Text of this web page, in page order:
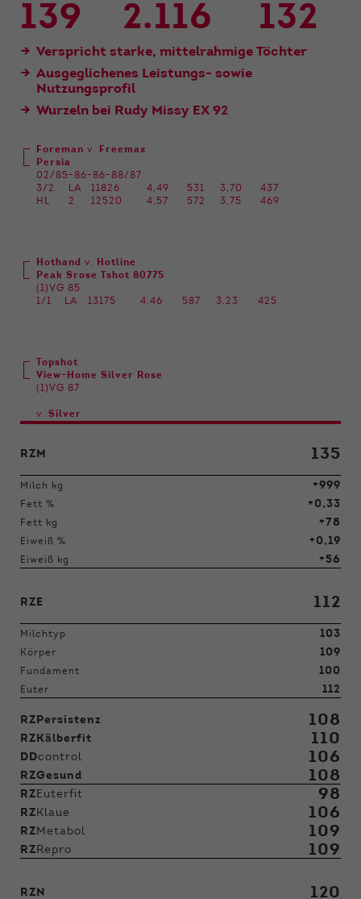
139 2.116 132
Verspricht starke, mittelrahmige Töchter
Ausgeglichenes Leistungs- sowie
Nutzungsprofil
Wurzeln bei Rudy Missy EX 92
Foreman v.
Freemax
Persia
02/85-86-86-88/87
3/2
LA 11826 4,49 531 3,70
437
HL
2 12520 4,57 572 3,75 469
Hothand v.
Hotline
Peak Srose Tshot 80775
(1)VG 85
1/1
LA 13175 4,46 587 3,23 425
Topshot
View-Home Silver Rose
(1)VG 87
v. Silver
RZM 135
Milch kg +999
Fett % +0,33
Fett kg +78
Eiweiß % +0,19
Eiweiß kg +56
RZE 112
Milchtyp 103
Körper 109
Fundament 100
Euter 112
RZPersistenz 108
RZKälberfit 110
DDcontrol 106
RZGesund 108
RZEuterfit 98
RZKlaue 106
RZMetabol 109
RZRepro 109
RZN 120